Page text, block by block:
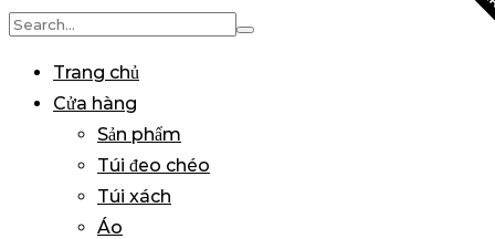
Search
Trang chủ
Cửa hàng
Sản phẩm
Túi đeo chéo
Túi xách
Áo